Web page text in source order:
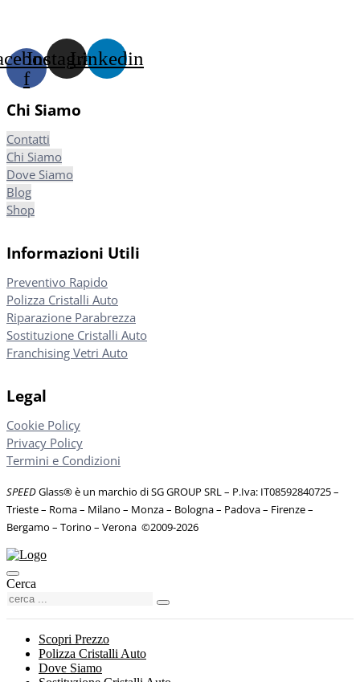
f
InstagramLinkedin
Chi Siamo
Contatti
Chi Siamo
Dove Siamo
Blog
Shop
Informazioni Utili
Preventivo Rapido
Polizza Cristalli Auto
Riparazione Parabrezza
Sostituzione Cristalli Auto
Franchising Vetri Auto
Legal
Cookie Policy
Privacy Policy
Termini e Condizioni
SPEEDGlass® è un marchio di SG GROUP SRL – P.Iva: IT08592840725–
Trieste – Roma – Milano – Monza – Bologna – Padova – Firenze –
Bergamo – Torino – Verona ©2009-2026
Cerca
Scopri Prezzo
Polizza Cristalli Auto
Dove Siamo